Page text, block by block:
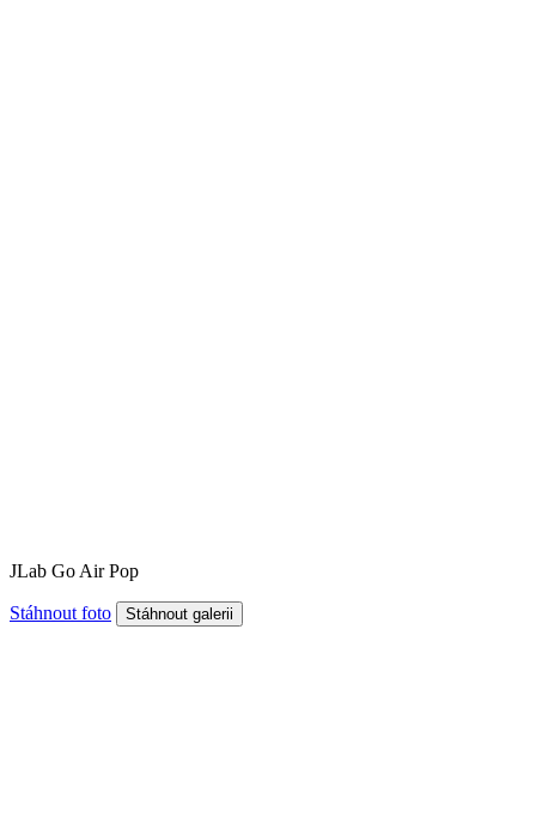
JLab Go Air Pop
Stáhnout foto